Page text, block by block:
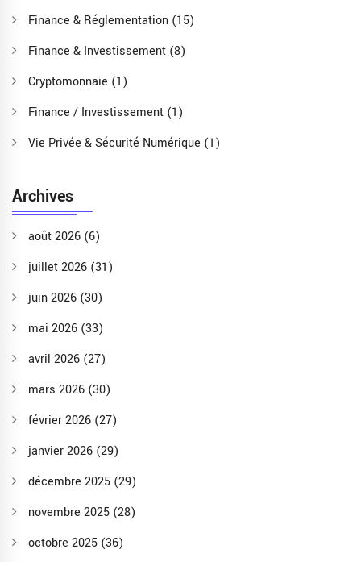
Finance & Réglementation (15)
Finance & Investissement (8)
Cryptomonnaie (1)
Finance / Investissement (1)
Vie Privée & Sécurité Numérique (1)
Archives
août 2026 (6)
juillet 2026 (31)
juin 2026 (30)
mai 2026 (33)
avril 2026 (27)
mars 2026 (30)
février 2026 (27)
janvier 2026 (29)
décembre 2025 (29)
novembre 2025 (28)
octobre 2025 (36)